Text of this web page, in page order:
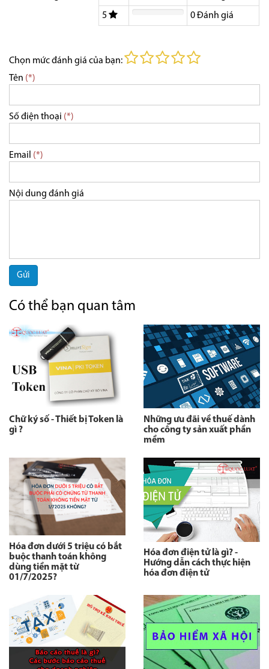
5 0Đánh giá
Chọn mức đánh giá của bạn:
Tên (*)
Số điện thoại (*)
Email (*)
Nội dung đánh giá
Gửi
Có thể bạn quan tâm
Chữ ký số - Thiết bị Token là
gì ?
Những ưu đãi về thuế dành
cho công ty sản xuất phần
mềm
Hóa đơn dưới 5 triệu có bắt
buộc thanh toán không
dùng tiền mặt từ
01/7/2025?
Hóa đơn điện tử là gì? -
Hướng dẫn cách thực hiện
hóa đơn điện tử